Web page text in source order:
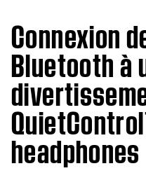
Connexion
Bluetooth à
headphones